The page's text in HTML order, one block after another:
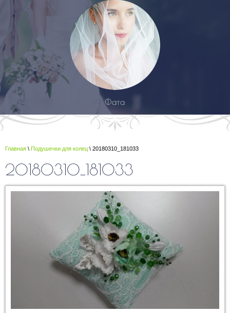
Фата
Главная \ Подушечки для колец \ 20180310_181033
20180310_181033